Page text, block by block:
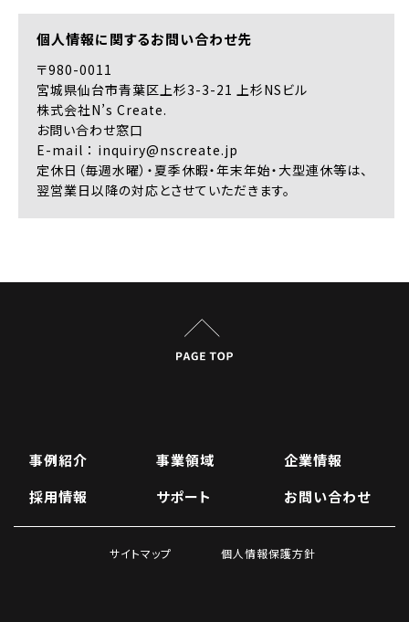
個人情報に関するお問い合わせ先
〒980-0011
宮城県仙台市青葉区上杉3-3-21 上杉NSビル
株式会社N’s Create.
お問い合わせ窓口
E-mail ： inquiry@nscreate.jp
定休日（毎週水曜）・夏季休暇・年末年始・大型連休等は、
翌営業日以降の対応とさせていただきます。
事例紹介 事業領域
企業情報
採用情報
サポート お問い合わせ
サイトマップ 個人情報保護方針